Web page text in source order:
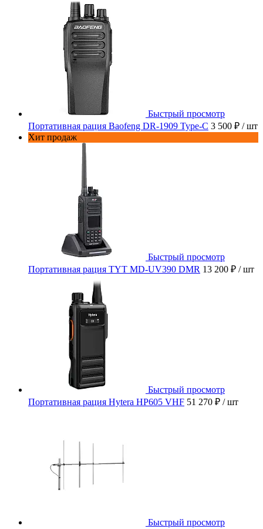
Быстрый просмотр
Портативная рация Baofeng DR-1909 Type-C 3 500 ₽ / шт
Хит продаж
Быстрый просмотр
Портативная рация TYT MD-UV390 DMR 13 200 ₽ / шт
Быстрый просмотр
Портативная рация Hytera HP605 VHF 51 270 ₽ / шт
Быстрый просмотр